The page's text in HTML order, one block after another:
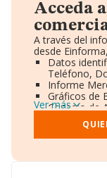
Acceda
A través del
desde
Datos
Teléfono,
Informe
Gráficos de
Consejo de
Directivos y
Accionistas.
Información
Ver más